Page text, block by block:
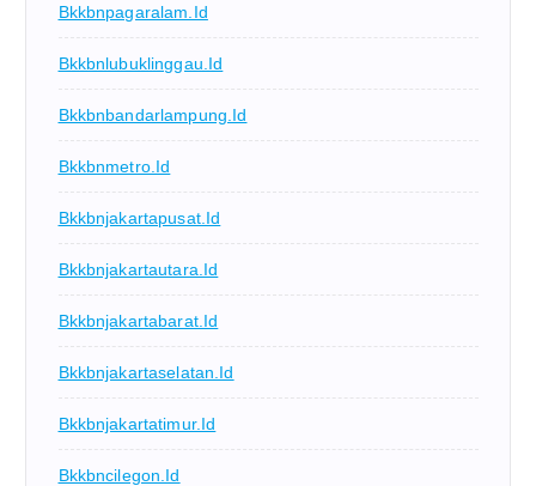
Bkkbnpagaralam.id
Bkkbnlubuklinggau.id
Bkkbnbandarlampung.id
Bkkbnmetro.id
Bkkbnjakartapusat.id
Bkkbnjakartautara.id
Bkkbnjakartabarat.id
Bkkbnjakartaselatan.id
Bkkbnjakartatimur.id
Bkkbncilegon.id